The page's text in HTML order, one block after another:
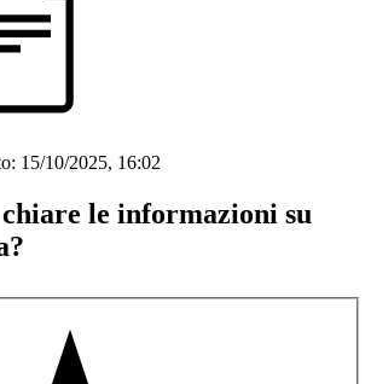
15/10/2025, 16:02
le informazioni su